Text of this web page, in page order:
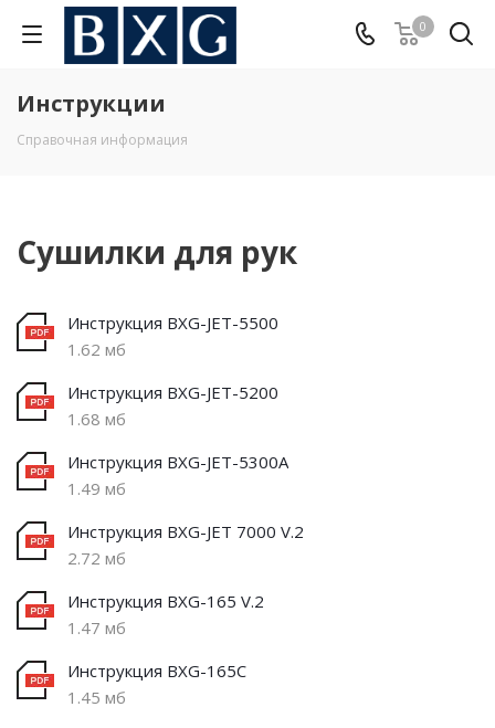
0
Инструкции
Справочная информация
Сушилки для рук
Инструкция BXG-JET-5500
1.62 мб
Инструкция BXG-JET-5200
1.68 мб
Инструкция BXG-JET-5300A
1.49 мб
Инструкция BXG-JET 7000 V.2
2.72 мб
Инструкция BXG-165 V.2
1.47 мб
Инструкция BXG-165C
1.45 мб